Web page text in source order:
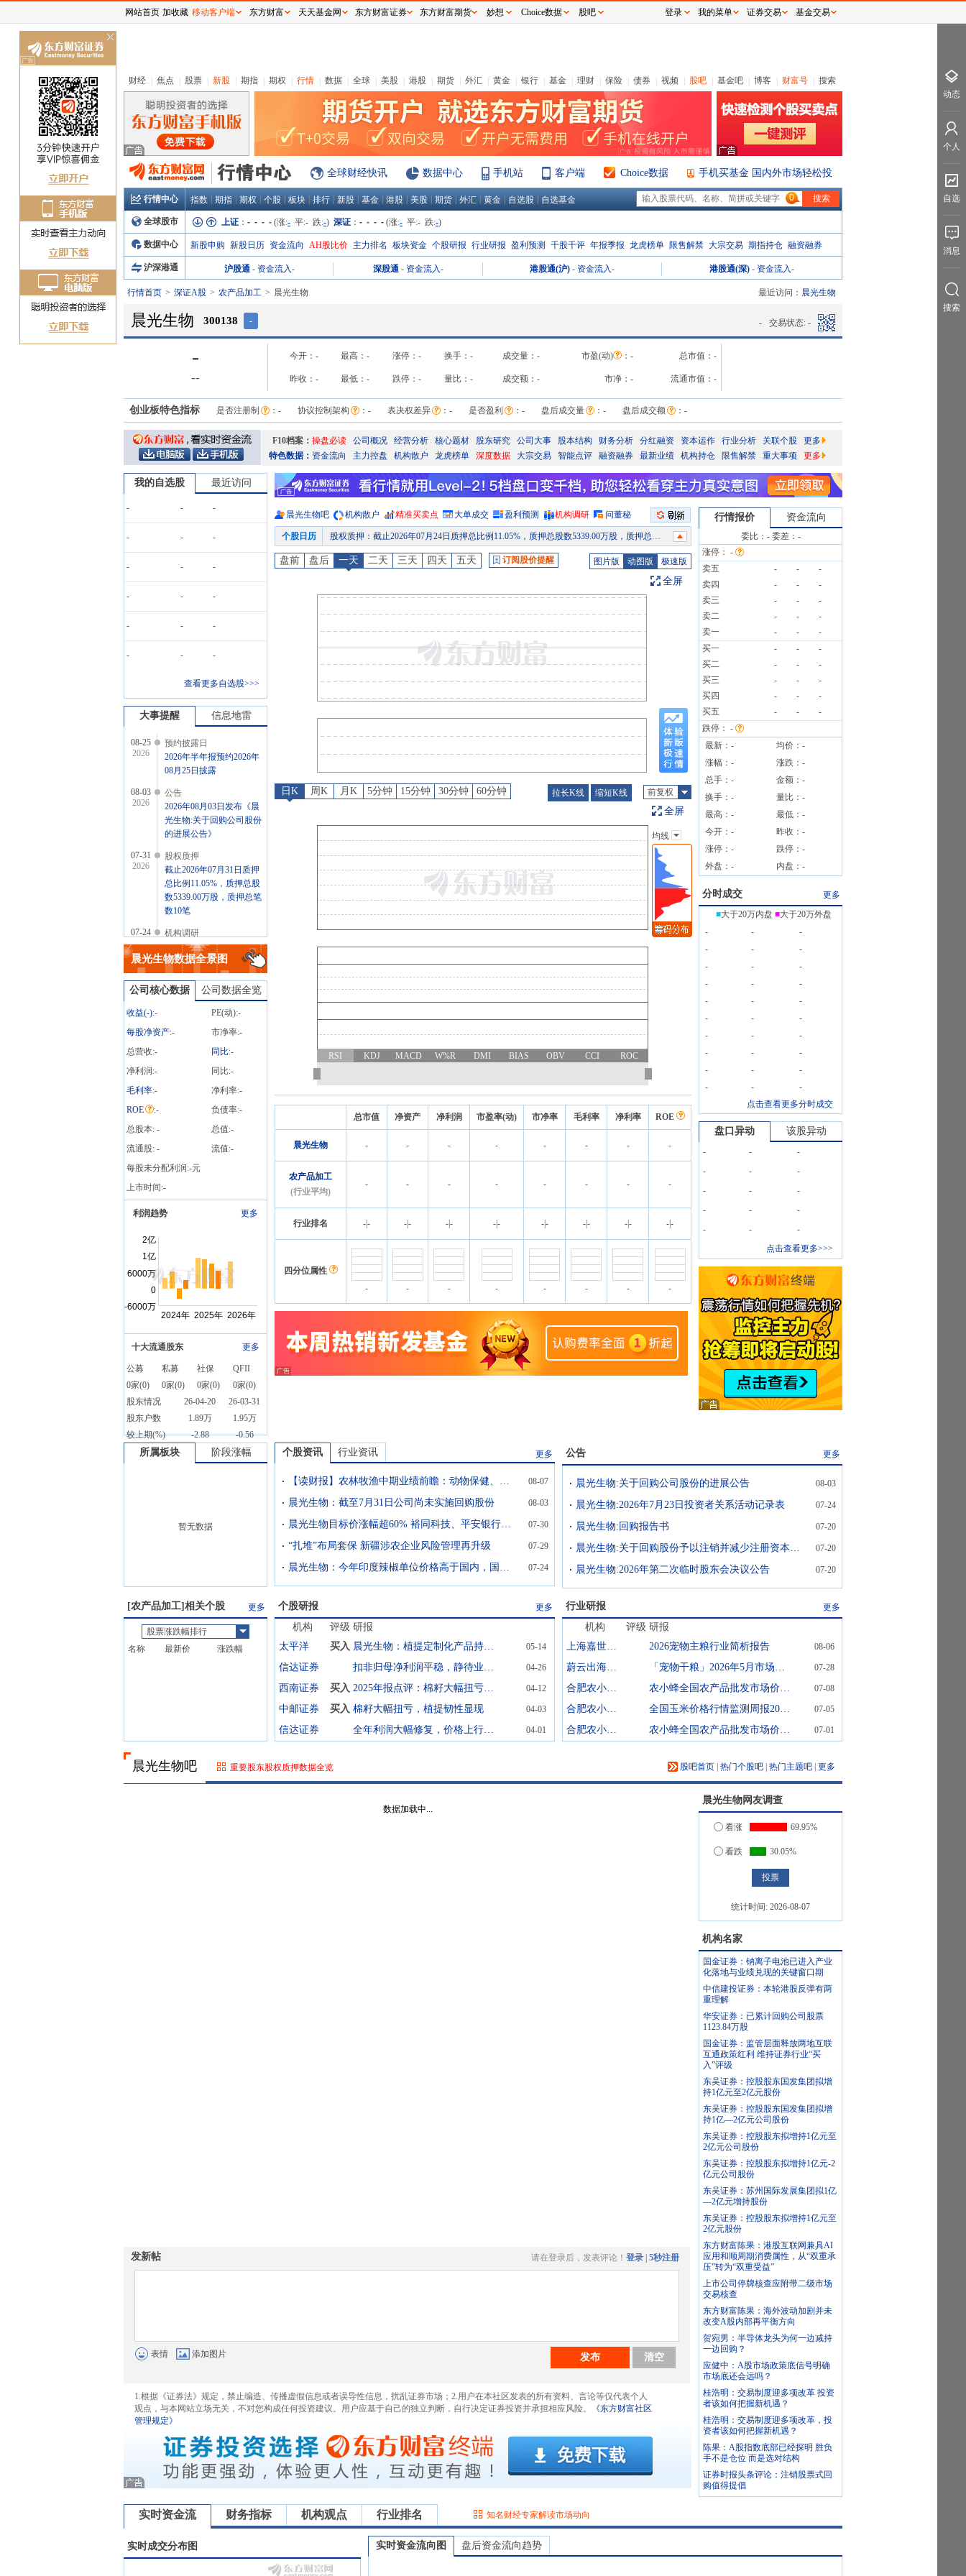
财经 焦点 股票 新股 期指 期权 行情 数据 全球 美股 港股 期货 外汇 黄金 银行 基金 理财 保险 债券 视频 股吧 基金吧 博客 财富号 搜索
全球财经快讯 数据中心 手机站 客户端 Choice数据 手机买基金 国内外市场轻松投
行情中心 指数 期指 期权 个股 板块 排行 新股 基金 港股 美股 期货 外汇 黄金 自选股 自选基金 0
全球股市 上证 ： - - - - (涨:- 平:- 跌:-) 深证 ： - - - - (涨:- 平:- 跌:-)
数据中心 新股申购 新股日历 资金流向 AH股比价 主力排名 板块资金 个股研报 行业研报 盈利预测 千股千评 年报季报 龙虎榜单 限售解禁 大宗交易 期指持仓 融资融券
沪深港通 沪股通 - 资金流入- 深股通 - 资金流入- 港股通(沪) - 资金流入- 港股通(深) - 资金流入-
行情首页 深证A股 农产品加工 晨光生物 最近访问： 晨光生物
晨光生物 300138 - - 交易状态: -
-
--
今开： - 最高： - 涨停： - 换手： - 成交量： - 市盈(动) ： - 总市值： -
昨收： - 最低： - 跌停： - 量比： - 成交额： - 市净： - 流通市值： -
创业板特色指标 是否注册制 ： - 协议控制架构 ： - 表决权差异 ： - 是否盈利 ： - 盘后成交量 ： - 盘后成交额 ： -
F10档案： 操盘必读 公司概况 经营分析 核心题材 股东研究 公司大事 股本结构 财务分析 分红融资 资本运作 行业分析 关联个股
更多
特色数据： 资金流向 主力控盘 机构散户 龙虎榜单 深度数据 大宗交易 智能点评 融资融券 最新业绩 机构持仓 限售解禁 重大事项 更多
我的自选股 最近访问
- - -
- - -
- - -
- - -
- - -
- - -
查看更多自选股>>>
大事提醒 信息地雷
08-25
2026
预约披露日
2026年半年报预约2026年
08月25日披露
08-03
2026
公告
2026年08月03日发布《晨
光生物:关于回购公司股份
的进展公告》
07-31
2026
股权质押
截止2026年07月31日质押
总比例11.05%，质押总股
数5339.00万股，质押总笔
数10笔
07-24
2026
机构调研
2026年07月24日披露公司
于2026年07月23日接待6家
机构调研
晨光生物数据全景图
公司核心数据 公司数据全览
收益(-):- PE(动):-
每股净资产:- 市净率:-
总营收:- 同比:-
净利润:- 同比:-
毛利率:- 净利率:-
ROE
:- 负债率:-
总股本: - 总值:-
流通股: - 流值:-
每股未分配利润:-元
上市时间:-
利润趋势 更多
十大流通股东 更多
公募 私募 社保
QFII
0家(0) 0家(0) 0家(0) 0家(0)
股东情况
26-04-20
26-03-31
股东户数
1.89万
1.95万
较上期(%)
-2.88 -0.56
晨光生物吧 机构散户 精准买卖点 大单成交 盈利预测 机构调研 问董秘
个股日历 股权质押 ： 截止2026年07月24日质押总比例11.05%，质押总股数5339.00万股，质押总笔数10笔
股东大会：于2026-07-20召开2026年第二次临时股东大会
：
2026年07月20日发布《晨光生物:关于回购股份予以注销并减少注册资本通知债权人的公告》等4条公告
股权质押：截止2026年07月17日质押总比例11.05%，质押总股数5339.00万股，质押总笔数10笔
公告：2026年07月16日发布《晨光生物:关于召开2026年第二次临时股东会的提示性公告》
预约披露日：2026年半年报预约2026年08月25日披露
公告：2026年08月03日发布《晨光生物:关于回购公司股份的进展公告》
机构调研：2026年07月24日披露公司于2026年07月23日接待6家机构调研
盘前 盘后 一天 二天 三天 四天 五天 订阅股价提醒 图片版 动图版 极速版
全屏
日K 周K 月K 5分钟 15分钟 30分钟 60分钟 拉长K线 缩短K线 前复权
全屏
主图指标
均线
EXPMA
SAR
BBI
RSI KDJ MACD W%R DMI BIAS OBV CCI ROC
均线
总市值 净资产 净利润 市盈率(动) 市净率 毛利率 净利率 ROE
晨光生物 - - - - - - - -
农产品加工
(行业平均)
- - - - - - - -
行业排名 -- -- -|- -- -|- -|- -|- --
四分位属性
-
- - - - - - -
行情报价 资金流向
委比： -委差： -
涨停： -
卖五
- -
-
卖四
- -
-
卖三
- -
-
卖二
- -
-
卖一
- -
-
买一
- -
-
买二
- -
-
买三
- -
-
买四
- -
-
买五
- -
-
跌停： -
最新： - 均价： -
涨幅： - 涨跌： -
总手： - 金额： -
换手： - 量比： -
最高： - 最低： -
今开： - 昨收： -
涨停： - 跌停： -
外盘： - 内盘： -
分时成交
更多
■大于20万内盘 ■大于20万外盘
-
-
-
-
-
-
-
-
-
-
-
-
-
-
-
-
-
-
-
-
-
-
-
-
-
-
-
-
-
-
点击查看更多分时成交
盘口异动 该股异动
- -
-
-
-
-
-
-
-
-
-
-
-
-
-
点击查看更多>>>
所属板块 阶段涨幅
暂无数据
个股资讯 行业资讯 更多
【读财报】农林牧渔中期业绩前瞻：动物保健、食用菌板块业绩较好 生猪养殖业绩承压 08-07
晨光生物：截至7月31日公司尚未实施回购股份 08-03
晨光生物目标价涨幅超60% 裕同科技、平安银行评级被调低丨券商评级观察 07-30
“扎堆”布局套保 新疆涉农企业风险管理再升级 07-29
晨光生物：今年印度辣椒单位价格高于国内，国内魔鬼椒成为重要原料来源 07-24
公告 更多
晨光生物:关于回购公司股份的进展公告 08-03
晨光生物:2026年7月23日投资者关系活动记录表 07-24
晨光生物:回购报告书 07-20
晨光生物:关于回购股份予以注销并减少注册资本通知债权人的公告 07-20
晨光生物:2026年第二次临时股东会决议公告 07-20
[农产品加工]相关个股 更多
股票涨跌幅排行
名称
最新价 涨跌幅
个股研报 更多
机构 评级 研报
太平洋
买入 晨光生物：植提定制化产品持续高增，棉籽业务毛利率提升 05-14
信达证券 扣非归母净利润平稳，静待业绩增速回升 04-26
西南证券 买入 2025年报点评：棉籽大幅扭亏，上行拐点将至 04-12
中邮证券 买入 棉籽大幅扭亏，植提韧性显现 04-03
信达证券 全年利润大幅修复，价格上行拐点渐近 04-01
行业研报 更多
机构 评级 研报
上海嘉世营销咨询
2026宠物主粮行业简析报告 08-06
蔚云出海(广州)企业咨询 「宠物干粮」2026年5月市场月度报告 07-28
合肥农小蜂数字科技 农小蜂全国农产品批发市场价格行情监测周报（2026年第26周） 07-08
合肥农小蜂数字科技 全国玉米价格行情监测周报2026年第25周 07-05
合肥农小蜂数字科技 农小蜂全国农产品批发市场价格行情监测周报（2026年第25周） 07-01
晨光生物吧 重要股东股权质押数据全览 股吧首页 热门个股吧 热门主题吧 更多
发新帖 请在登录后，发表评论！ 登录 5秒注册
表情 添加图片 发布 清空
1.根据《证券法》规定，禁止编造、传播虚假信息或者误导性信息，扰乱证券市场；2.用户在本社区发表的所有资料、言论等仅代表个人
观点，与本网站立场无关，不对您构成任何投资建议。用户应基于自己的独立判断，自行决定证券投资并承担相应风险。
《东方财富社区
管理规定》
晨光生物网友调查
看涨 69.95%
看跌 30.05%
统计时间: 2026-08-07
机构名家
国金证券：钠离子电池已进入产业
化落地与业绩兑现的关键窗口期
中信建投证券：本轮港股反弹有两
重理解
华安证券：已累计回购公司股票
1123.84万股
国金证券：监管层面释放两地互联
互通政策红利 维持证券行业“买
入”评级
东吴证券：控股股东国发集团拟增
持1亿元至2亿元股份
东吴证券：控股股东国发集团拟增
持1亿—2亿元公司股份
东吴证券：控股股东拟增持1亿元至
2亿元公司股份
东吴证券：控股股东拟增持1亿元-2
亿元公司股份
东吴证券：苏州国际发展集团拟1亿
—2亿元增持股份
东吴证券：控股股东拟增持1亿元至
2亿元股份
东方财富陈果：港股互联网兼具AI
应用和顺周期消费属性，从“双重承
压”转为“双重受益”
上市公司停牌核查应附带二级市场
交易核查
东方财富陈果：海外波动加剧并未
改变A股内部再平衡方向
贺宛男：半导体龙头为何一边减持
一边回购？
应健中：A股市场政策底信号明确
市场底还会远吗？
桂浩明：交易制度迎多项改革 投资
者该如何把握新机遇？
桂浩明：交易制度迎多项改革，投
资者该如何把握新机遇？
陈果：A股指数底部已经探明 胜负
手不是仓位 而是选对结构
证券时报头条评论：注销股票式回
购值得提倡
实时资金流 财务指标 机构观点 行业排名 知名财经专家解读市场动向
实时成交分布图 实时资金流向图 盘后资金流向趋势
网站首页 加收藏 移动客户端 东方财富 天天基金网 东方财富证券 东方财富期货 妙想 Choice数据 股吧 登录 我的菜单 证券交易 基金交易
动态
个人
自选
消息
搜索